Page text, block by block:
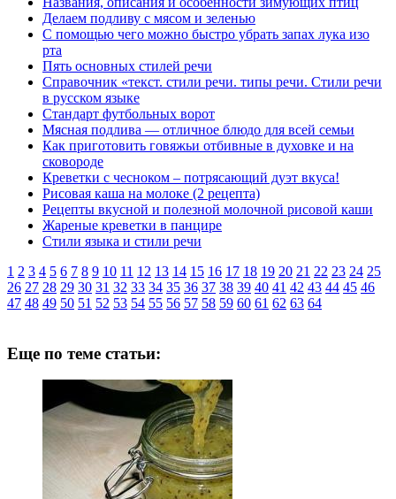
Делаем подливу с мясом и зеленью
С помощью чего можно быстро убрать запах лука изо
рта
Пять основных стилей речи
Справочник «текст. стили речи. типы речи. Стили речи
в русском языке
Стандарт футбольных ворот
Мясная подлива — отличное блюдо для всей семьи
Как приготовить говяжьи отбивные в духовке и на
сковороде
Креветки с чесноком – потрясающий дуэт вкуса!
Рисовая каша на молоке (2 рецепта)
Рецепты вкусной и полезной молочной рисовой каши
Жареные креветки в панцире
Стили языка и стили речи
1 2 3 4 5 6 7 8 9 10 11 12 13 14 15 16 17 18 19 20 21 22 23 24 25
26 27 28 29 30 31 32 33 34 35 36 37 38 39 40 41 42 43 44 45 46
47 48 49 50 51 52 53 54 55 56 57 58 59 60 61 62 63 64
Еще по теме статьи: